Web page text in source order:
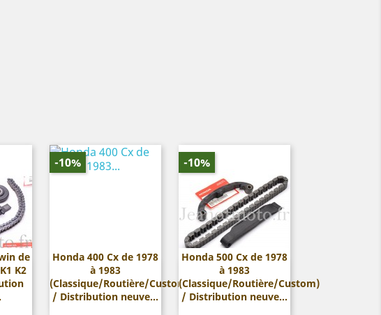
de
K2
Honda 400 Cx de 1978
à 1983
(Classique/Routière/Custom)
/ Distribution neuve...
-10%
 Aperçu rapide
Honda 500 Cx de 1978
à 1983
(Classique/Routière/Custom)
/ Distribution neuve...
-10%
 Aperçu rapide